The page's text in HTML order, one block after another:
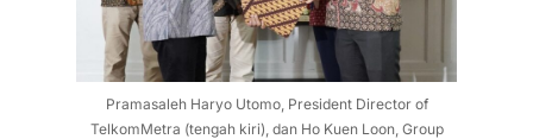
Pramasaleh Haryo Utomo, President Director of
TelkomMetra (tengah kiri), dan Ho Kuen Loon, Group